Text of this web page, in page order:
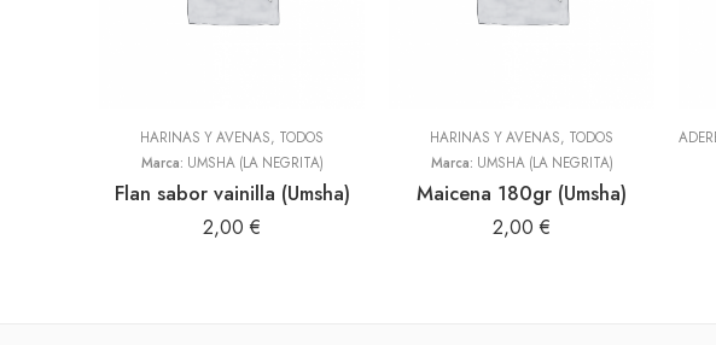
HARINAS Y AVENAS, TODOS
Marca: UMSHA (LA NEGRITA)
Flan sabor vainilla (Umsha)
2,00 €
HARINAS Y AVENAS, TODOS
Marca: UMSHA (LA NEGRITA)
Maicena 180gr (Umsha)
2,00 €